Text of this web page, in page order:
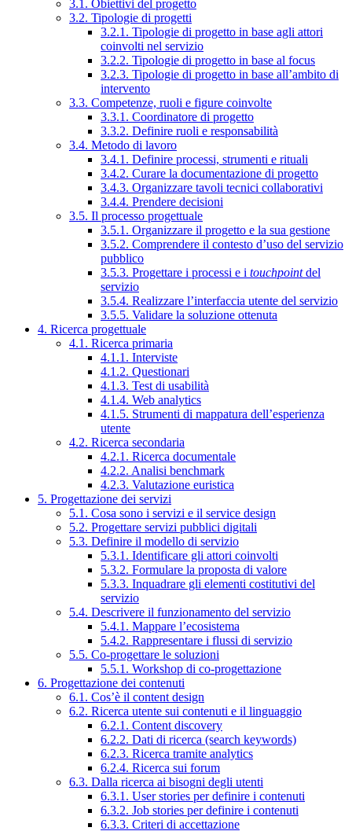
3.1. Obiettivi del progetto
3.2. Tipologie di progetti
3.2.1. Tipologie di progetto in base agli attori
coinvolti nel servizio
3.2.2. Tipologie di progetto in base al focus
3.2.3. Tipologie di progetto in base all’ambito di
intervento
3.3. Competenze, ruoli e figure coinvolte
3.3.1. Coordinatore di progetto
3.3.2. Definire ruoli e responsabilità
3.4. Metodo di lavoro
3.4.1. Definire processi, strumenti e rituali
3.4.2. Curare la documentazione di progetto
3.4.3. Organizzare tavoli tecnici collaborativi
3.4.4. Prendere decisioni
3.5. Il processo progettuale
3.5.1. Organizzare il progetto e la sua gestione
3.5.2. Comprendere il contesto d’uso del servizio
pubblico
3.5.3. Progettare i processi e i touchpointdel
servizio
3.5.4. Realizzare l’interfaccia utente del servizio
3.5.5. Validare la soluzione ottenuta
4. Ricerca progettuale
4.1. Ricerca primaria
4.1.1. Interviste
4.1.2. Questionari
4.1.3. Test di usabilità
4.1.4. Web analytics
4.1.5. Strumenti di mappatura dell’esperienza
utente
4.2. Ricerca secondaria
4.2.1. Ricerca documentale
4.2.2. Analisi benchmark
4.2.3. Valutazione euristica
5. Progettazione dei servizi
5.1. Cosa sono i servizi e il service design
5.2. Progettare servizi pubblici digitali
5.3. Definire il modello di servizio
5.3.1. Identificare gli attori coinvolti
5.3.2. Formulare la proposta di valore
5.3.3. Inquadrare gli elementi costitutivi del
servizio
5.4. Descrivere il funzionamento del servizio
5.4.1. Mappare l’ecosistema
5.4.2. Rappresentare i flussi di servizio
5.5. Co-progettare le soluzioni
5.5.1. Workshop di co-progettazione
6. Progettazione dei contenuti
6.1. Cos’è il content design
6.2. Ricerca utente sui contenuti e il linguaggio
6.2.1. Content discovery
6.2.2. Dati di ricerca (search keywords)
6.2.3. Ricerca tramite analytics
6.2.4. Ricerca sui forum
6.3. Dalla ricerca ai bisogni degli utenti
6.3.1. User stories per definire i contenuti
6.3.2. Job stories per definire i contenuti
6.3.3. Criteri di accettazione